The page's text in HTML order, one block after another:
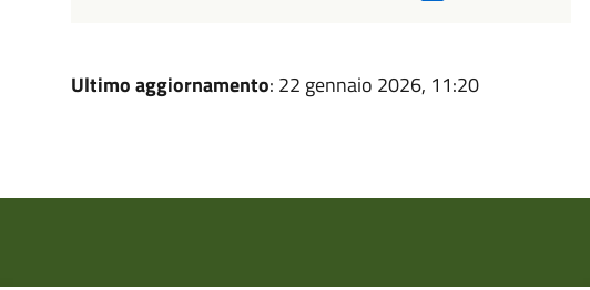
Ultimo aggiornamento: 22 gennaio 2026, 11:20